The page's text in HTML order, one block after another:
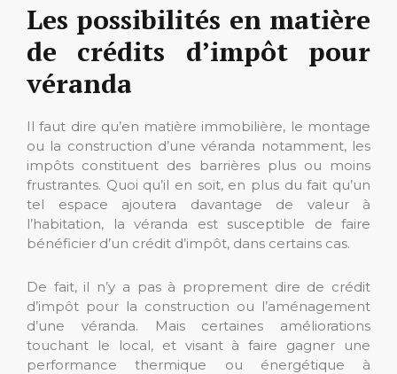
Les possibilités en matière
de crédits d’impôt pour
véranda
Il faut dire qu’en matière immobilière, le montage
ou la construction d’une véranda notamment, les
impôts constituent des barrières plus ou moins
frustrantes. Quoi qu’il en soit, en plus du fait qu’un
tel espace ajoutera davantage de valeur à
l’habitation, la véranda est susceptible de faire
bénéficier d’un crédit d’impôt, dans certains cas.
De fait, il n’y a pas à proprement dire de crédit
d’impôt pour la construction ou l’aménagement
d’une véranda. Mais certaines améliorations
touchant le local, et visant à faire gagner une
performance thermique ou énergétique à